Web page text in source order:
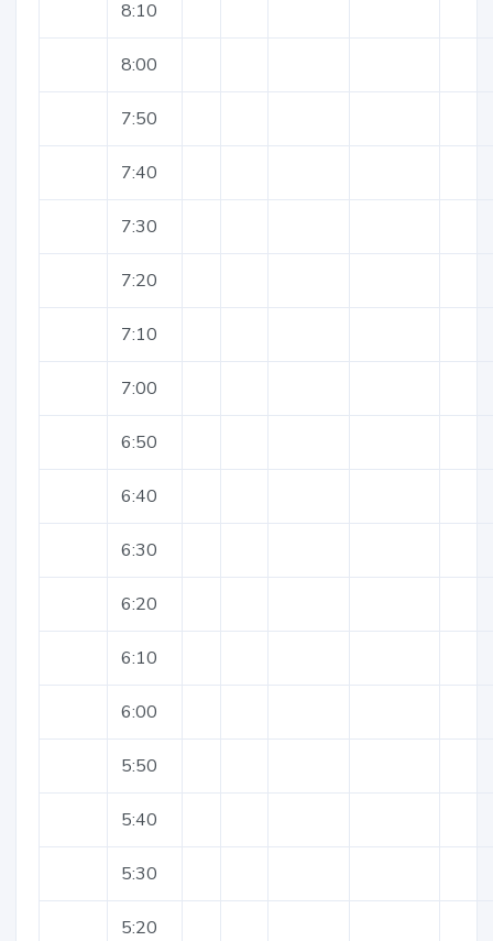
8:10
8:00
7:50
7:40
7:30
7:20
7:10
7:00
6:50
6:40
6:30
6:20
6:10
6:00
5:50
5:40
5:30
5:20